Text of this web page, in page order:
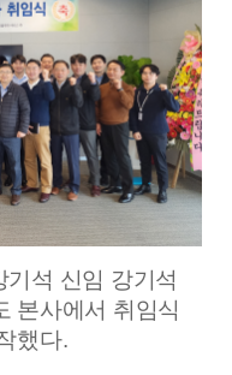
석 신임 강기석
본사에서 취임식
했다.